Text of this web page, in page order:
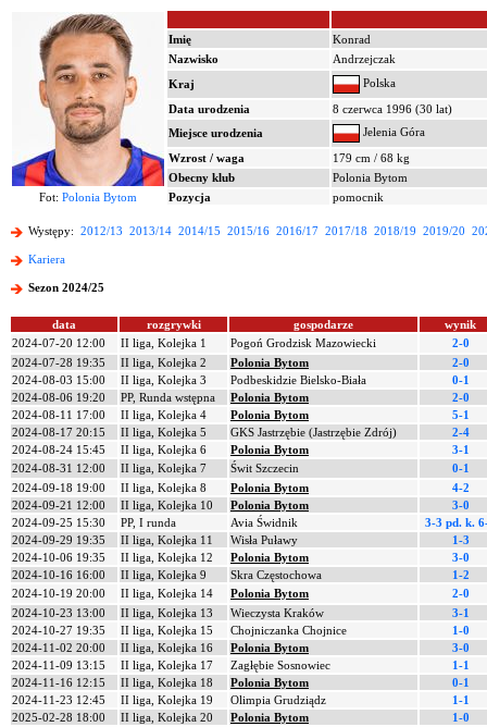
Imię
Konrad
Nazwisko
Andrzejczak
Kraj
Polska
Data urodzenia
8 czerwca 1996 (30 lat)
Miejsce urodzenia
Jelenia Góra
Wzrost / waga
179 cm / 68 kg
Obecny klub
Polonia Bytom
Fot: Polonia Bytom Pozycja pomocnik
Występy: 2012/13 2013/14 2014/15 2015/16 2016/17 2017/18 2018/19 2019/20
Kariera
Sezon 2024/25
data rozgrywki gospodarze
wynik
2024-07-20 12:00
II liga, Kolejka 1 Pogoń Grodzisk Mazowiecki
2-0
2024-07-28 19:35
II liga, Kolejka 2 Polonia Bytom
2-0
2024-08-03 15:00
II liga, Kolejka 3 Podbeskidzie Bielsko-Biała
0-1
2024-08-06 19:20
PP, Runda wstępna Polonia Bytom
2-0
2024-08-11 17:00
II liga, Kolejka 4 Polonia Bytom
5-1
2024-08-17 20:15
II liga, Kolejka 5 GKS Jastrzębie (Jastrzębie Zdrój)
2-4
2024-08-24 15:45
II liga, Kolejka 6 Polonia Bytom
3-1
2024-08-31 12:00
II liga, Kolejka 7 Świt Szczecin
0-1
2024-09-18 19:00
II liga, Kolejka 8 Polonia Bytom
4-2
2024-09-21 12:00
II liga, Kolejka 10 Polonia Bytom
3-0
2024-09-25 15:30
PP, I runda Avia Świdnik 3-3 pd. k.
2024-09-29 19:35
II liga, Kolejka 11 Wisła Puławy
1-3
2024-10-06 19:35
II liga, Kolejka 12 Polonia Bytom
3-0
2024-10-16 16:00
II liga, Kolejka 9 Skra Częstochowa
1-2
2024-10-19 20:00
II liga, Kolejka 14 Polonia Bytom
2-0
2024-10-23 13:00
II liga, Kolejka 13 Wieczysta Kraków
3-1
2024-10-27 19:35
II liga, Kolejka 15 Chojniczanka Chojnice
1-0
2024-11-02 20:00
II liga, Kolejka 16 Polonia Bytom
3-0
2024-11-09 13:15
II liga, Kolejka 17 Zagłębie Sosnowiec
1-1
2024-11-16 12:15
II liga, Kolejka 18 Polonia Bytom
0-1
2024-11-23 12:45
II liga, Kolejka 19 Olimpia Grudziądz
1-1
2025-02-28 18:00
II liga, Kolejka 20 Polonia Bytom
1-0